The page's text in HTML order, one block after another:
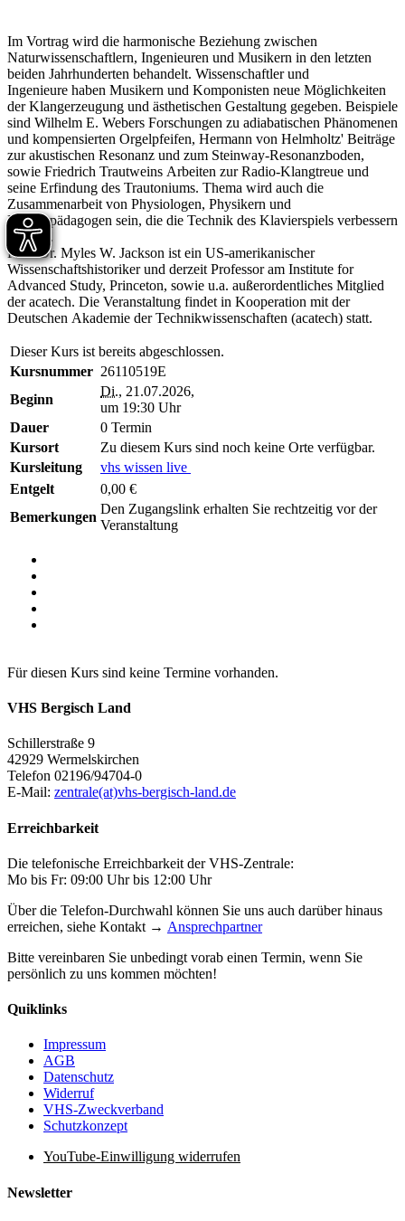
Im Vortrag wird die harmonische Beziehung zwischen
Naturwissenschaftlern, Ingenieuren und Musikern in den letzten
beiden Jahrhunderten behandelt. Wissenschaftler und
Ingenieure haben Musikern und Komponisten neue Möglichkeiten
der Klangerzeugung und ästhetischen Gestaltung gegeben. Beispiele
sind Wilhelm E. Webers Forschungen zu adiabatischen Phänomenen
und kompensierten Orgelpfeifen, Hermann von Helmholtz' Beiträge
zur akustischen Resonanz und zum Steinway-Resonanzboden,
sowie Friedrich Trautweins Arbeiten zur Radio-Klangtreue und
seine Erfindung des Trautoniums. Thema wird auch die
Zusammenarbeit von Physiologen, Physikern und
Klavierpädagogen sein, die die Technik des Klavierspiels verbessern
wollten.
Prof. Dr. Myles W. Jackson ist ein US-amerikanischer
Wissenschaftshistoriker und derzeit Professor am Institute for
Advanced Study, Princeton, sowie u.a. außerordentliches Mitglied
der acatech. Die Veranstaltung findet in Kooperation mit der
Deutschen Akademie der Technikwissenschaften (acatech) statt.
Dieser Kurs ist bereits abgeschlossen.
Kursnummer 26110519E
Beginn
Di., 21.07.2026,
um 19:30 Uhr
Dauer
0 Termin
Kursort
Zu diesem Kurs sind noch keine Orte verfügbar.
Kursleitung
vhs wissen live
Entgelt
0,00 €
Bemerkungen
Den Zugangslink erhalten Sie rechtzeitig vor der
Veranstaltung
Für diesen Kurs sind keine Termine vorhanden.
VHS Bergisch Land
Schillerstraße 9
42929 Wermelskirchen
Telefon 02196/94704-0
E-Mail: zentrale(at)vhs-bergisch-land.de
Erreichbarkeit
Die telefonische Erreichbarkeit der VHS-Zentrale:
Mo bis Fr: 09:00 Uhr bis 12:00 Uhr
Über die Telefon-Durchwahl können Sie uns auch darüber hinaus
erreichen, siehe Kontakt → Ansprechpartner
Bitte vereinbaren Sie unbedingt vorab einen Termin, wenn Sie
persönlich zu uns kommen möchten!
Quiklinks
Impressum
AGB
Datenschutz
Widerruf
VHS-Zweckverband
Schutzkonzept
YouTube-Einwilligung widerrufen
Newsletter